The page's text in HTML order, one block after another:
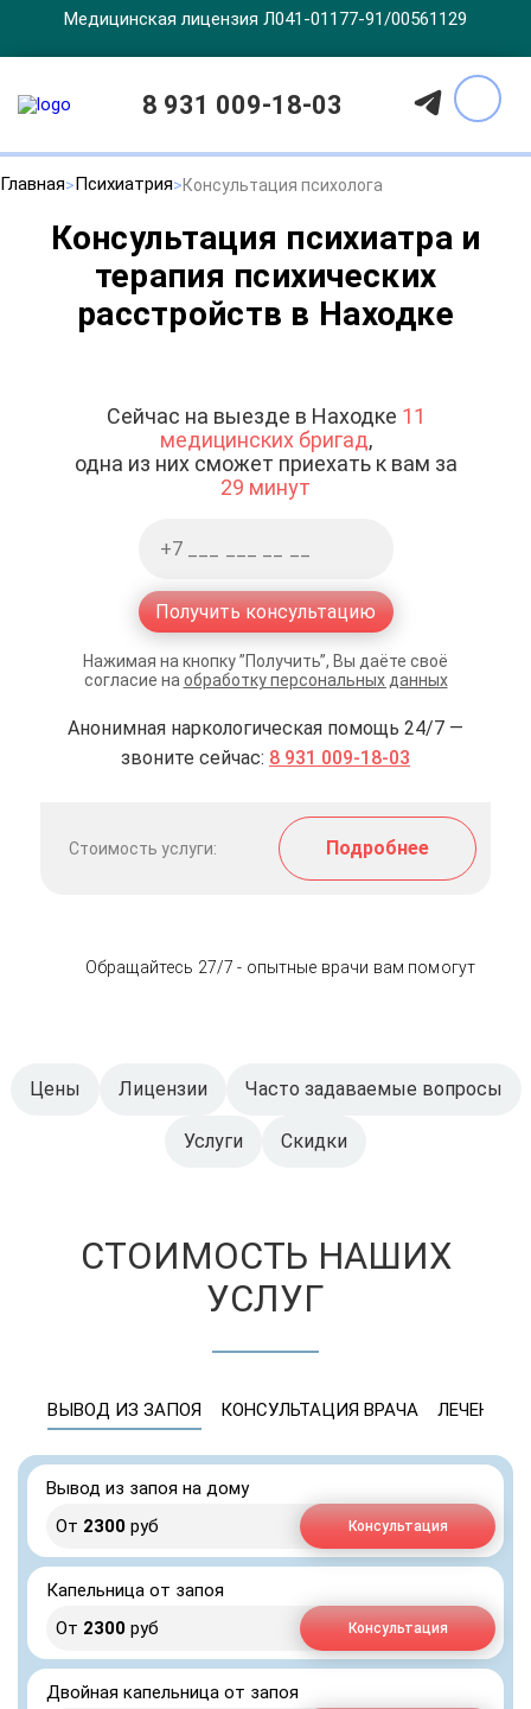
Медицинская лицензия Л041-01177-91/00561129
8 931 009-18-03
Главная Психиатрия Консультация психолога
Консультация психиатра и
терапия психических
расстройств в Находке
Сейчас на выезде в Находке 11
медицинских бригад,
одна из них сможет приехать к вам за
29 минут
Получить консультацию
Нажимая на кнопку ”Получить”, Вы даёте своё
согласие на обработку персональных данных
Анонимная наркологическая помощь 24/7 —
звоните сейчас: 8 931 009-18-03
Стоимость услуги: Подробнее
Обращайтесь 27/7 - опытные врачи вам помогут
Цены Лицензии Часто задаваемые вопросы
Услуги Скидки
СТОИМОСТЬ НАШИХ
УСЛУГ
ВЫВОД ИЗ ЗАПОЯ КОНСУЛЬТАЦИЯ ВРАЧА ЛЕЧЕНИЕ
Вывод из запоя на дому
От 2300 руб Консультация
Капельница от запоя
От 2300 руб Консультация
Двойная капельница от запоя